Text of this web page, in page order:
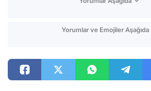
Yorumlar ve Emojiler Aşağıda